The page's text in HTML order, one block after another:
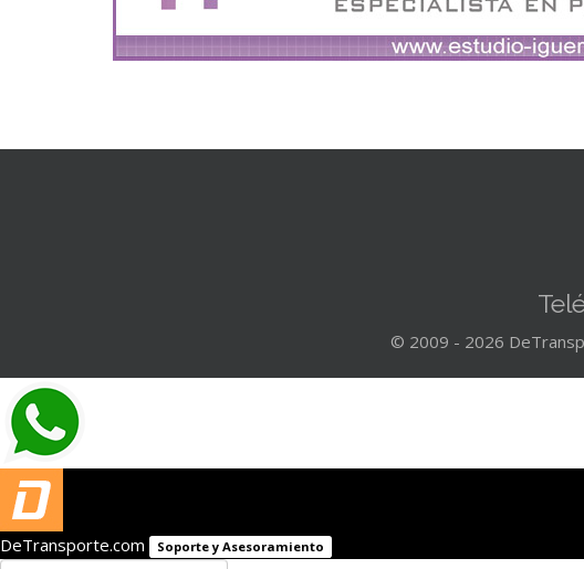
© 2009 - 2026
DeTransporte.com Soporte y Asesoramiento